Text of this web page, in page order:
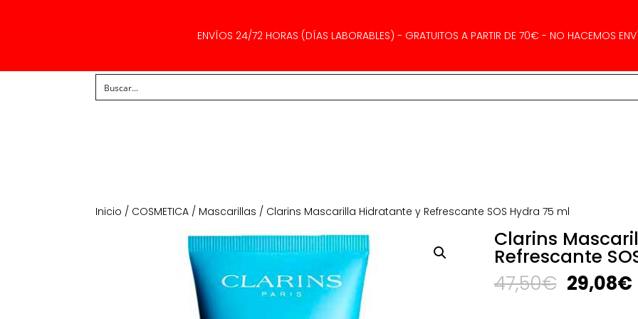
ENVÍOS 24/72 HORAS (DÍAS LABORABLES) - GRATUITOS A PARTIR DE 70€ - NO HACEMOS
Inicio / COSMETICA / Mascarillas / Clarins Mascarilla Hidratante y Refrescante SOS Hydra 75 ml
Clarins
Refrescante
47,50€ El
precio
29,08€El